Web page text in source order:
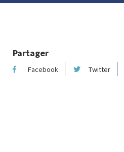
Partager
Facebook Twitter